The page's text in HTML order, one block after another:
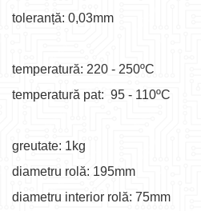
toleranță: 0,03mm
temperatură: 220 - 250ºC
temperatură pat: 95 - 110ºC
greutate: 1kg
diametru rolă: 195mm
diametru interior rolă: 75mm